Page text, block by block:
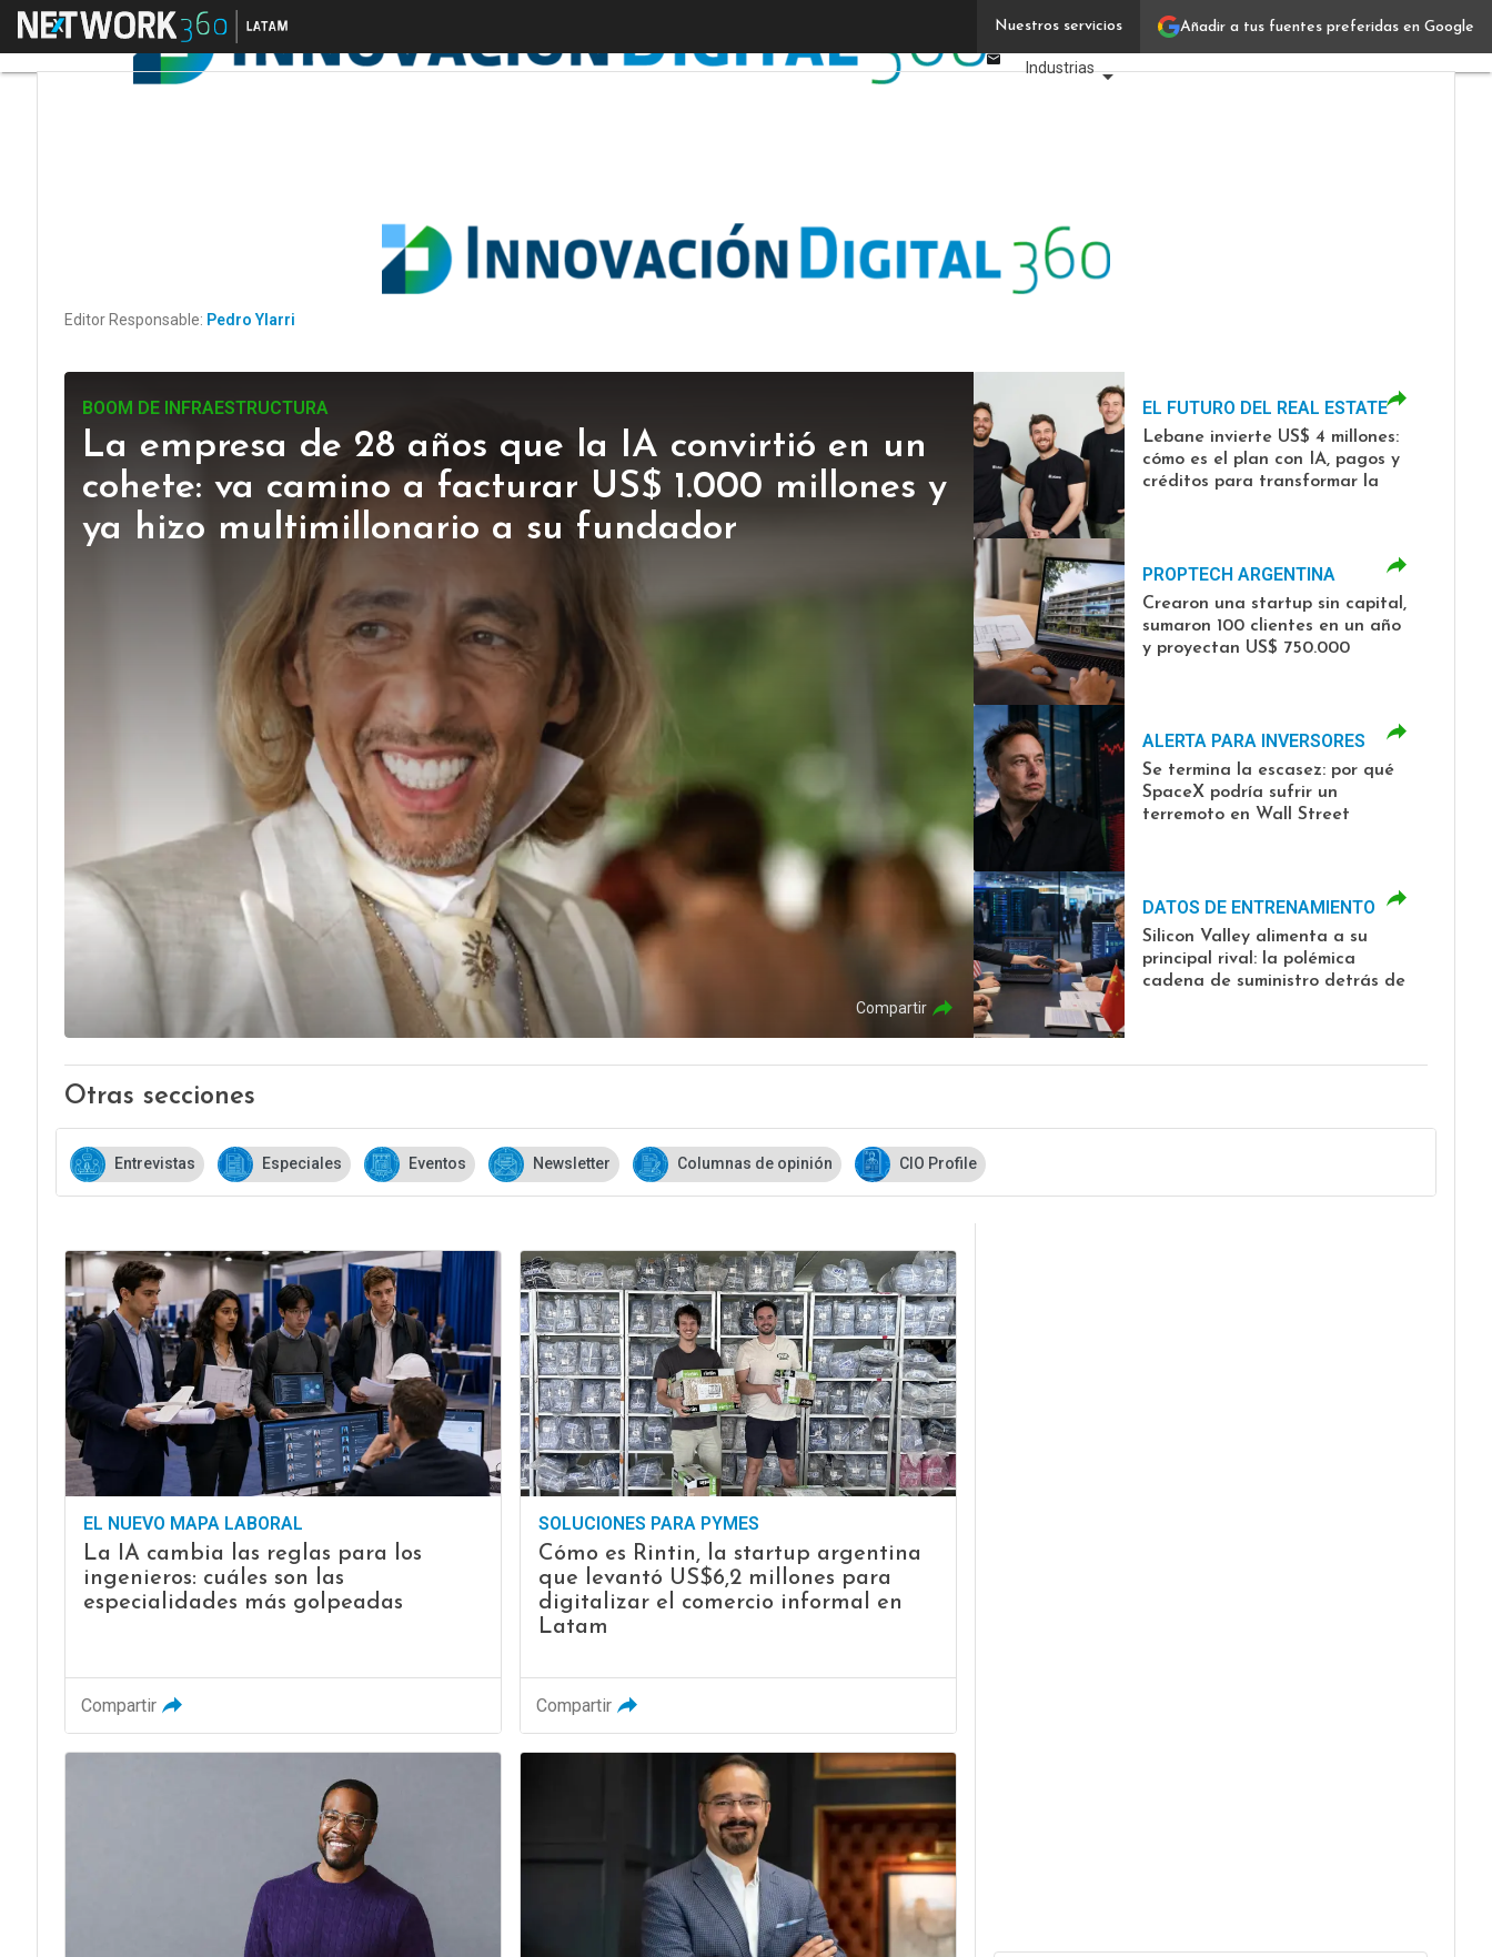
Añadir a tus fuentes preferidas en Google
Nuestros servicios
Menú
Facebook
Email
Verticales IT
Industrias
Editor Responsable: Pedro Ylarri
BOOM DE INFRAESTRUCTURA
La empresa de 28 años que la IA convirtió en un
cohete: va camino a facturar US$ 1.000 millones y
ya hizo multimillonario a su fundador
Compartir
EL FUTURO DEL REAL ESTATE
Lebane invierte US$ 4 millones:
cómo es el plan con IA, pagos y
créditos para transformar la
PROPTECH ARGENTINA
Crearon una startup sin capital,
sumaron 100 clientes en un año
y proyectan US$ 750.000
ALERTA PARA INVERSORES
Se termina la escasez: por qué
SpaceX podría sufrir un
terremoto en Wall Street
DATOS DE ENTRENAMIENTO
Silicon Valley alimenta a su
principal rival: la polémica
cadena de suministro detrás de
Otras secciones
Entrevistas Especiales Eventos Newsletter Columnas de opinión CIO Profile
EL NUEVO MAPA LABORAL
La IA cambia las reglas para los
ingenieros: cuáles son las
especialidades más golpeadas
Compartir
SOLUCIONES PARA PYMES
Cómo es Rintin, la startup argentina
que levantó US$6,2 millones para
digitalizar el comercio informal en
Latam
Compartir